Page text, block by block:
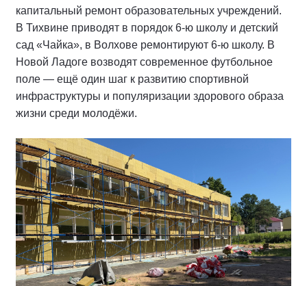
капитальный ремонт образовательных учреждений.
В Тихвине приводят в порядок 6‑ю школу и детский
сад «Чайка», в Волхове ремонтируют 6‑ю школу. В
Новой Ладоге возводят современное футбольное
поле — ещё один шаг к развитию спортивной
инфраструктуры и популяризации здорового образа
жизни среди молодёжи.